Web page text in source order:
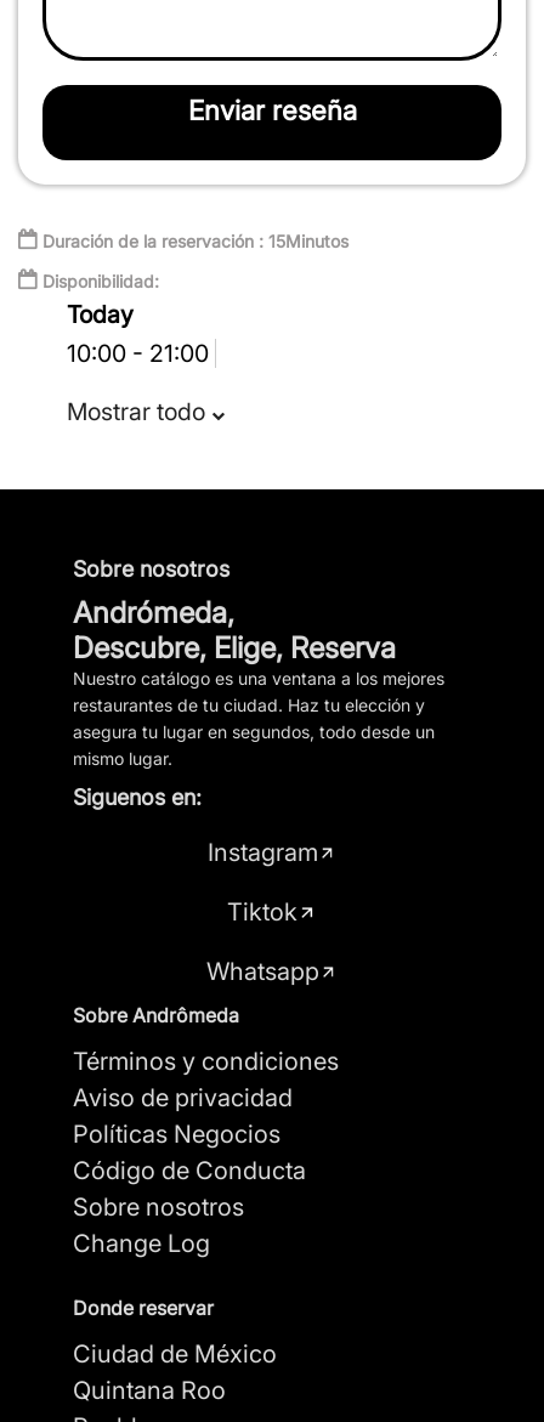
Enviar reseña
Duración de la reservación : 15Minutos
Disponibilidad:
Today
10:00 - 21:00
Mostrar todo
Sobre nosotros
Andrómeda,
Descubre, Elige, Reserva
Nuestro catálogo es una ventana a los mejores
restaurantes de tu ciudad. Haz tu elección y
asegura tu lugar en segundos, todo desde un
mismo lugar.
Siguenos en:
Instagram
Tiktok
Whatsapp
Sobre Andrômeda
Términos y condiciones
Aviso de privacidad
Políticas Negocios
Código de Conducta
Sobre nosotros
Change Log
Donde reservar
Ciudad de México
Quintana Roo